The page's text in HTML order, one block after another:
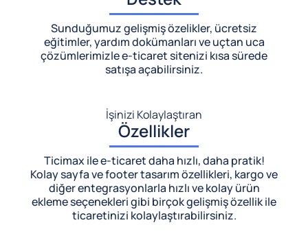
Sunduğumuz gelişmiş özelikler, ücretsiz
eğitimler, yardım dokümanları ve uçtan uca
çözümlerimizlee-ticaret sitenizi kısa sürede
satışa açabilirsiniz.
İşinizi Kolaylaştıran
Özellikler
Ticimax ile e-ticaret daha hızlı, daha pratik!
Kolay sayfa ve footer tasarım özellikleri, kargo ve
diğer entegrasyonlarla hızlı ve kolay ürün
ekleme seçenekleri gibi birçok gelişmiş özellik ile
ticaretinizi kolaylaştırabilirsiniz.